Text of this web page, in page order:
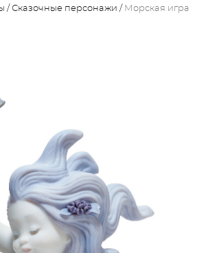
Сказочные персонажи Морская игра